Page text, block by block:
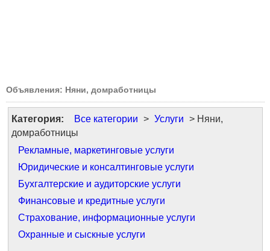
Объявления: Няни, домработницы
Категория: Все категории > Услуги > Няни,
домработницы
Рекламные, маркетинговые услуги
Юридические и консалтинговые услуги
Бухгалтерские и аудиторские услуги
Финансовые и кредитные услуги
Страхование, информационные услуги
Охранные и сыскные услуги